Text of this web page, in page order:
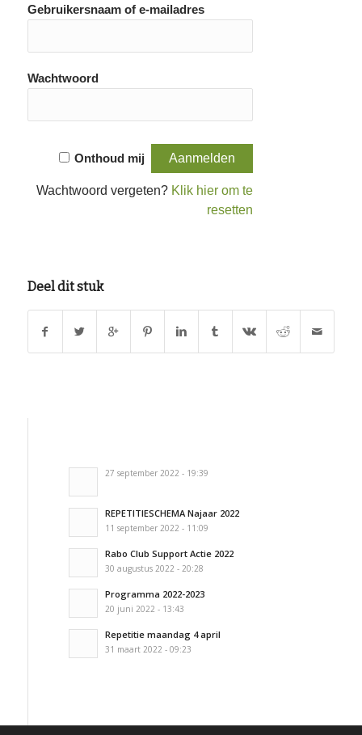
Gebruikersnaam of e-mailadres
Wachtwoord
Onthoud mij
Wachtwoord vergeten? Klik hier om te
resetten
Deel dit stuk
27 september 2022 - 19:39
REPETITIESCHEMA Najaar 2022
11 september 2022 - 11:09
Rabo Club Support Actie 2022
30 augustus 2022 - 20:28
Programma 2022-2023
20 juni 2022 - 13:43
Repetitie maandag 4 april
31 maart 2022 - 09:23